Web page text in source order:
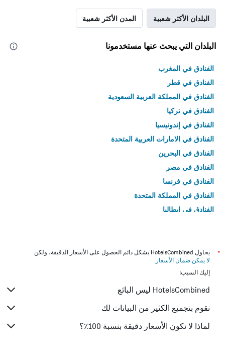
البلدان الأكثر شعبية المدن الأكثر شعبية
البلدان التي يبحث عنها مستخدمونا
الفنادق في المغرب
الفنادق في قطر
الفنادق في المملكة العربية السعودية
الفنادق في تركيا
الفنادق في إندونيسيا
الفنادق في الامارات العربية المتحدة
الفنادق في البحرين
الفنادق في مصر
الفنادق في فرنسا
الفنادق في المملكة المتحدة
الفنادق في إيطاليا
*
يحاول HotelsCombined بشكل دائم الحصول على الأسعار الدقيقة، ولكن
لا يمكن ضمان الأسعار .
إليك السبب:
HotelsCombined ليس البائع
نقوم بتجميع الكثير من البيانات لك
لماذا لا تكون الأسعار دقيقة بنسبة 100٪؟